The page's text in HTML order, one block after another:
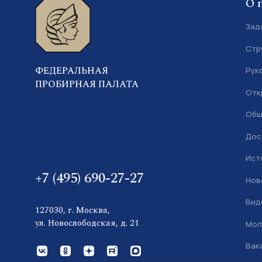
ФЕДЕРАЛЬНАЯ
ПРОБИРНАЯ ПАЛАТА
+7 (495) 690-27-27
127030, г. Москва,
ул. Новослободская, д. 21
О